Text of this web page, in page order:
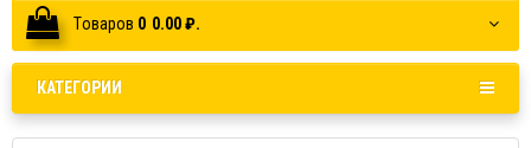
Tоваров 0 0.00 ₽.
КАТЕГОРИИ